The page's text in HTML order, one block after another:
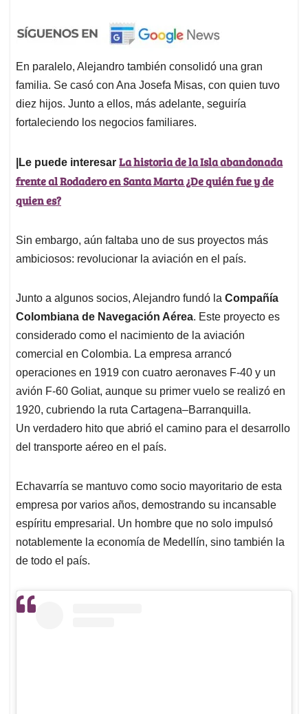
En paralelo, Alejandro también consolidó una gran
familia. Se casó con Ana Josefa Misas, con quien tuvo
diez hijos. Junto a ellos, más adelante, seguiría
fortaleciendo los negocios familiares.
|Le puede interesar La historia de la Isla abandonada
frente al Rodadero en Santa Marta ¿De quién fue y de
quien es?
Sin embargo, aún faltaba uno de sus proyectos más
ambiciosos: revolucionar la aviación en el país.
Junto a algunos socios, Alejandro fundó la Compañía
Colombiana de Navegación Aérea. Este proyecto es
considerado como el nacimiento de la aviación
comercial en Colombia. La empresa arrancó
operaciones en 1919 con cuatro aeronaves F-40 y un
avión F-60 Goliat, aunque su primer vuelo se realizó en
1920, cubriendo la ruta Cartagena–Barranquilla.
Un verdadero hito que abrió el camino para el desarrollo
del transporte aéreo en el país.
Echavarría se mantuvo como socio mayoritario de esta
empresa por varios años, demostrando su incansable
espíritu empresarial. Un hombre que no solo impulsó
notablemente la economía de Medellín, sino también la
de todo el país.